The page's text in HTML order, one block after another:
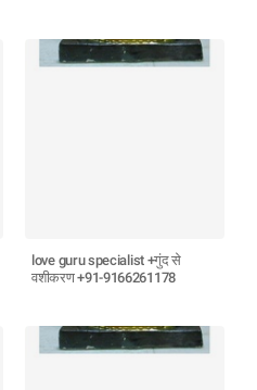
love guru specialist +गुंद से
वशीकरण +91-9166261178